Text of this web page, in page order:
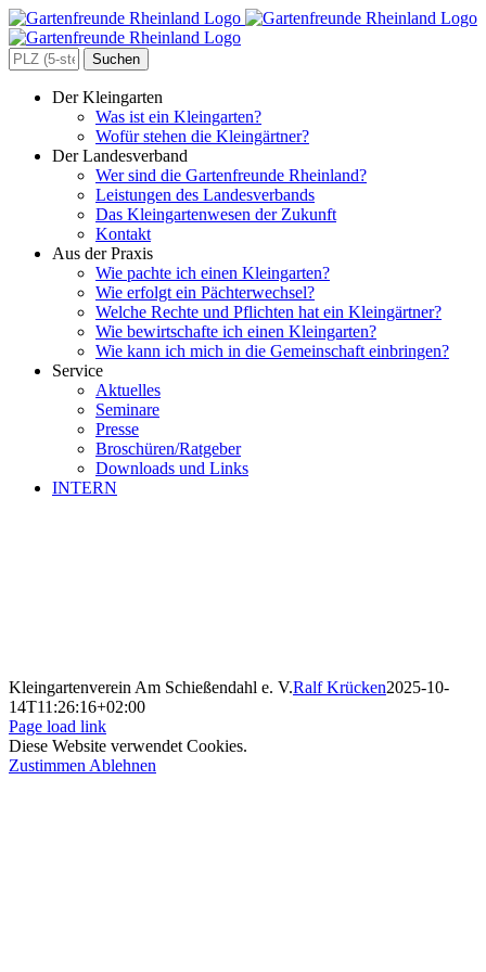
Zum
Inhalt
springen
Search
for:
Der Kleingarten
Was ist ein Kleingarten?
Wofür stehen die Kleingärtner?
Der Landesverband
Wer sind die Gartenfreunde Rheinland?
Leistungen des Landesverbands
Das Kleingartenwesen der Zukunft
Kontakt
Aus der Praxis
Wie pachte ich einen Kleingarten?
Wie erfolgt ein Pächterwechsel?
Welche Rechte und Pflichten hat ein Kleingärtner?
Wie bewirtschafte ich einen Kleingarten?
Wie kann ich mich in die Gemeinschaft einbringen?
Service
Aktuelles
Seminare
Presse
Broschüren/Ratgeber
Downloads und Links
INTERN
Kleingartenverein Am Schießendahl e. V.Ralf Krücken2025-10-
14T11:26:16+02:00
Page load link
Diese Website verwendet Cookies.
Zustimmen Ablehnen